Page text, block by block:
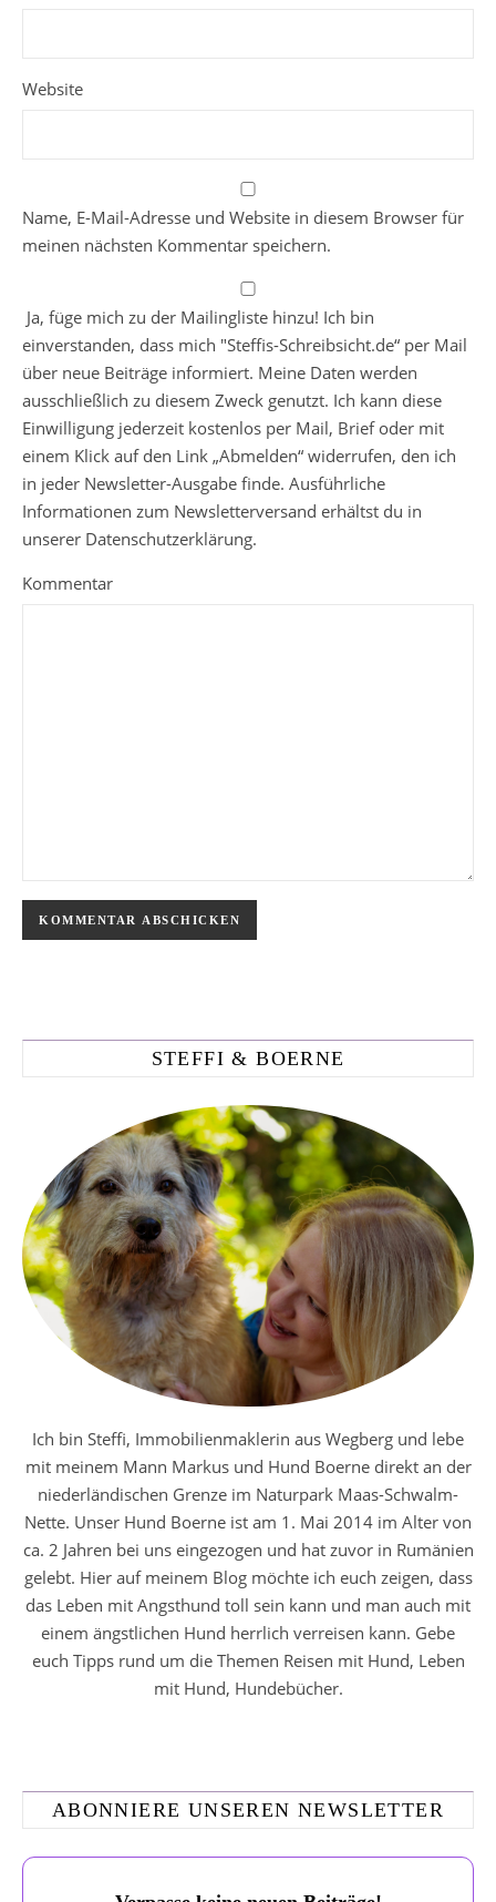
Website
Name, E-Mail-Adresse und Website in diesem Browser für
meinen nächsten Kommentar speichern.
Ja, füge mich zu der Mailingliste hinzu! Ich bin
einverstanden, dass mich "Steffis-Schreibsicht.de“ per Mail
über neue Beiträge informiert. Meine Daten werden
ausschließlich zu diesem Zweck genutzt. Ich kann diese
Einwilligung jederzeit kostenlos per Mail, Brief oder mit
einem Klick auf den Link „Abmelden“ widerrufen, den ich
in jeder Newsletter-Ausgabe finde. Ausführliche
Informationen zum Newsletterversand erhältst du in
unserer Datenschutzerklärung.
Kommentar
STEFFI & BOERNE
Ich bin Steffi, Immobilienmaklerin aus Wegberg und lebe
mit meinem Mann Markus und Hund Boerne direkt an der
niederländischen Grenze im Naturpark Maas-Schwalm-
Nette. Unser Hund Boerne ist am 1. Mai 2014 im Alter von
ca. 2 Jahren bei uns eingezogen und hat zuvor in Rumänien
gelebt. Hier auf meinem Blog möchte ich euch zeigen, dass
das Leben mit Angsthund toll sein kann und man auch mit
einem ängstlichen Hund herrlich verreisen kann. Gebe
euch Tipps rund um die Themen Reisen mit Hund, Leben
mit Hund, Hundebücher.
ABONNIERE UNSEREN NEWSLETTER